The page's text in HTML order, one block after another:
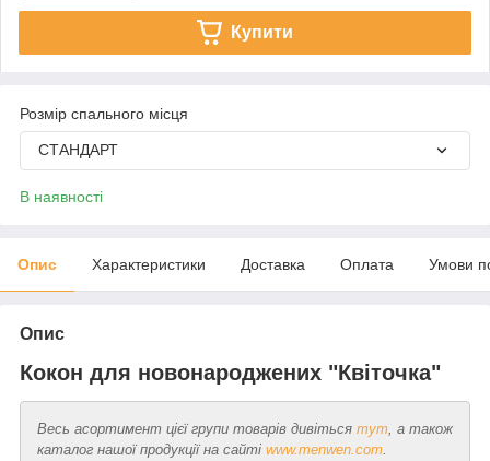
Купити
Розмір спального місця
СТАНДАРТ
В наявності
Опис Характеристики Доставка Оплата Умови
Опис
Кокон для новонароджених "Квіточка"
Весь асортимент цієї групи товарів дивіться тут, а також
каталог нашої продукції на сайті www.menwen.com.